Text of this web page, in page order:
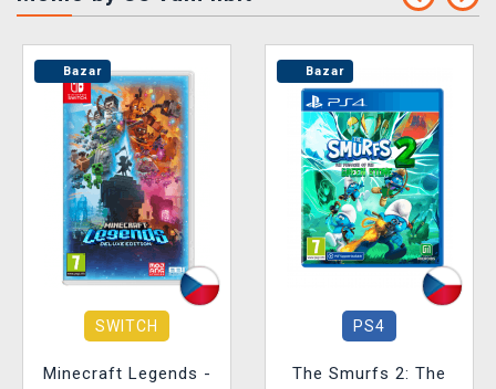
Bazar
SWITCH
Minecraft Legends -
Bazar
PS4
The Smurfs 2: The